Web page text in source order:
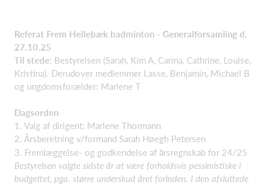
Referat Frem Hellebæk badminton - Generalforsamling d.
27.10.25
Til stede: Bestyrelsen (Sarah, Kim A, Carina, Cathrine, Louise,
Kristina). Derudover medlemmer Lasse, Benjamin, Michael B
og ungdomsforælder: Marlene T
Dagsorden
1. Valg af dirigent: Marlene Thormann
2. Årsberetning v/formand Sarah Høegh Petersen
3. Fremlæggelse- og godkendelse af årsregnskab for 24/25
Bestyrelsen valgte sidste år at være forholdsvis pessimistiske i
budgettet, pga. større underskud året forinden. I den afsluttede